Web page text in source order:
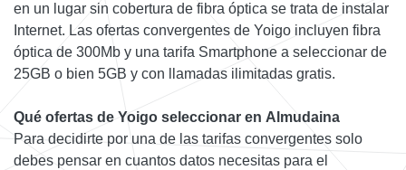
en un lugar sin cobertura de fibra óptica se trata de instalar
Internet. Las ofertas convergentes de Yoigo incluyen fibra
óptica de 300Mb y una tarifa Smartphone a seleccionar de
25GB o bien 5GB y con llamadas ilimitadas gratis.
Qué ofertas de Yoigo seleccionar en Almudaina
Para decidirte por una de las tarifas convergentes solo
debes pensar en cuantos datos necesitas para el